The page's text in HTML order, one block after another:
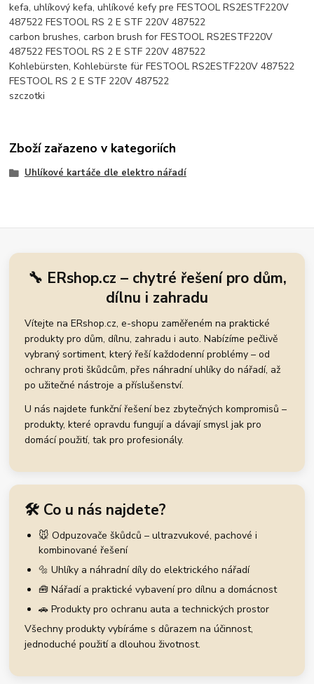
kefa, uhlíkový kefa, uhlíkové kefy pre FESTOOL RS2ESTF220V
487522 FESTOOL RS 2 E STF 220V 487522
carbon brushes, carbon brush for FESTOOL RS2ESTF220V
487522 FESTOOL RS 2 E STF 220V 487522
Kohlebürsten, Kohlebürste für FESTOOL RS2ESTF220V 487522
FESTOOL RS 2 E STF 220V 487522
szczotki
Zboží zařazeno v kategoriích
Uhlíkové kartáče dle elektro nářadí
🔧 ERshop.cz – chytré řešení pro dům,
dílnu i zahradu
Vítejte na ERshop.cz, e-shopu zaměřeném na praktické
produkty pro dům, dílnu, zahradu i auto. Nabízíme pečlivě
vybraný sortiment, který řeší každodenní problémy – od
ochrany proti škůdcům, přes náhradní uhlíky do nářadí, až
po užitečné nástroje a příslušenství.
U nás najdete funkční řešení bez zbytečných kompromisů –
produkty, které opravdu fungují a dávají smysl jak pro
domácí použití, tak pro profesionály.
🛠️ Co u nás najdete?
🐭 Odpuzovače škůdců – ultrazvukové, pachové i
kombinované řešení
🔩 Uhlíky a náhradní díly do elektrického nářadí
🧰 Nářadí a praktické vybavení pro dílnu a domácnost
🚗 Produkty pro ochranu auta a technických prostor
Všechny produkty vybíráme s důrazem na účinnost,
jednoduché použití a dlouhou životnost.